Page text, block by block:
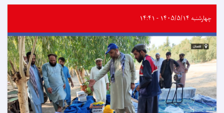
چهارشنبه ۱۴۰۵/۵/۱۴ - ۱۴:۴۱